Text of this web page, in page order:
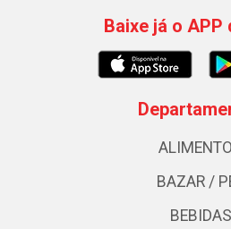
Baixe já o APP
BAZAR /
BEBIDAS